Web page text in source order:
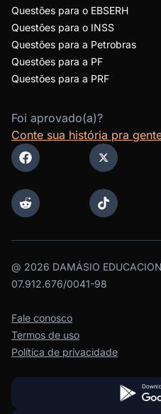
Questões para o EBSERH
Questões para o INSS
Questões para a Petrobras
Questões para a PF
Questões para a PRF
Foi aprovado(a)?
Conte sua história pra
@ 2026 DAMÁSIO
07.912.676/0041-98
Fale conosco
Termos de uso
Política de privacidade